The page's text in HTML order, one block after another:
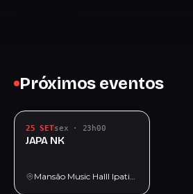
Próximos eventos
25 SETsex · 23h00
JAPA NK
Mansão Music Halll Ipatinga